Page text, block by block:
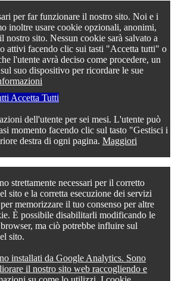
per far funzionare il nostro sito. Noi e i
inoltre usare cookie opzionali, anonimi,
nostro sito. Nessun cookie sarà salvato a
attivi facendo clic sui tasti "Accetta tutti" o
l'utente avrà deciso come procedere, un
suo dispositivo per ricordare le sue
Accetta Tutti
dell'utente per sei mesi. L'utente può
momento facendo clic sul tasto "Gestisci i
destra di ogni pagina. Maggiori
strettamente necessari per il corretto
sito e la corretta esecuzione dei servizi
memorizzare il tuo consenso per altre
È possibile disabilitarli modificando le
ma ciò potrebbe influire sul
sito.
installati da Google Analytics. Sono
il nostro sito web raccogliendo e